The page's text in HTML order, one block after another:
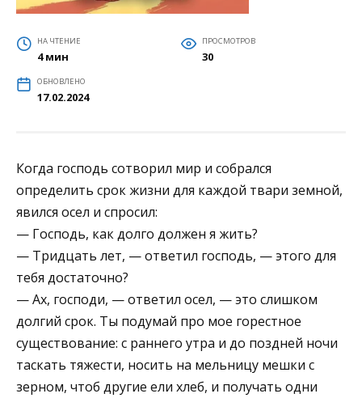
НА ЧТЕНИЕ
4 мин
ПРОСМОТРОВ
30
ОБНОВЛЕНО
17.02.2024
Когда господь сотворил мир и собрался
определить срок жизни для каждой твари земной,
явился осел и спросил:
— Господь, как долго должен я жить?
— Тридцать лет, — ответил господь, — этого для
тебя достаточно?
— Ах, господи, — ответил осел, — это слишком
долгий срок. Ты подумай про мое горестное
существование: с раннего утра и до поздней ночи
таскать тяжести, носить на мельницу мешки с
зерном, чтоб другие ели хлеб, и получать одни